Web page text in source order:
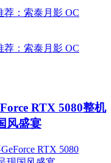
RTX 5080整机
风盛宴